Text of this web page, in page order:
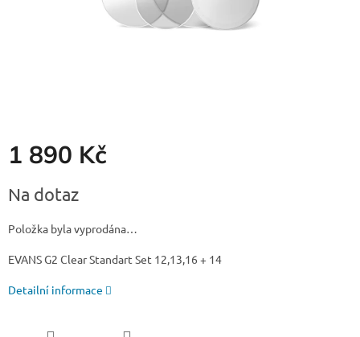
1 890 Kč
cena:
Na dotaz
Položka byla vyprodána…
EVANS G2 Clear Standart Set 12,13,16 + 14
Detailní informace